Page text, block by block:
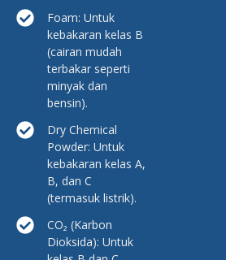
Foam: Untuk
kebakaran kelas B
(cairan mudah
terbakar seperti
minyak dan
bensin).
Dry Chemical
Powder: Untuk
kebakaran kelas A,
B, dan C
(termasuk listrik).
CO₂ (Karbon
Dioksida): Untuk